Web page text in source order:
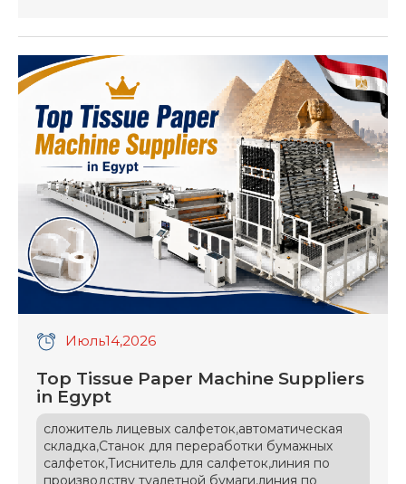
التجارة العربية. تواجه المصانع المحلية ضغوطاً متزايدة ناتجة
عن تقلبات أسعار الصرف والتضخم، مما يجبر […]
Июль14,2026
Top Tissue Paper Machine Suppliers
in Egypt
сложитель лицевых салфеток,автоматическая
складка,Станок для переработки бумажных
салфеток,Тиснитель для салфеток,линия по
производству туалетной бумаги,линия по